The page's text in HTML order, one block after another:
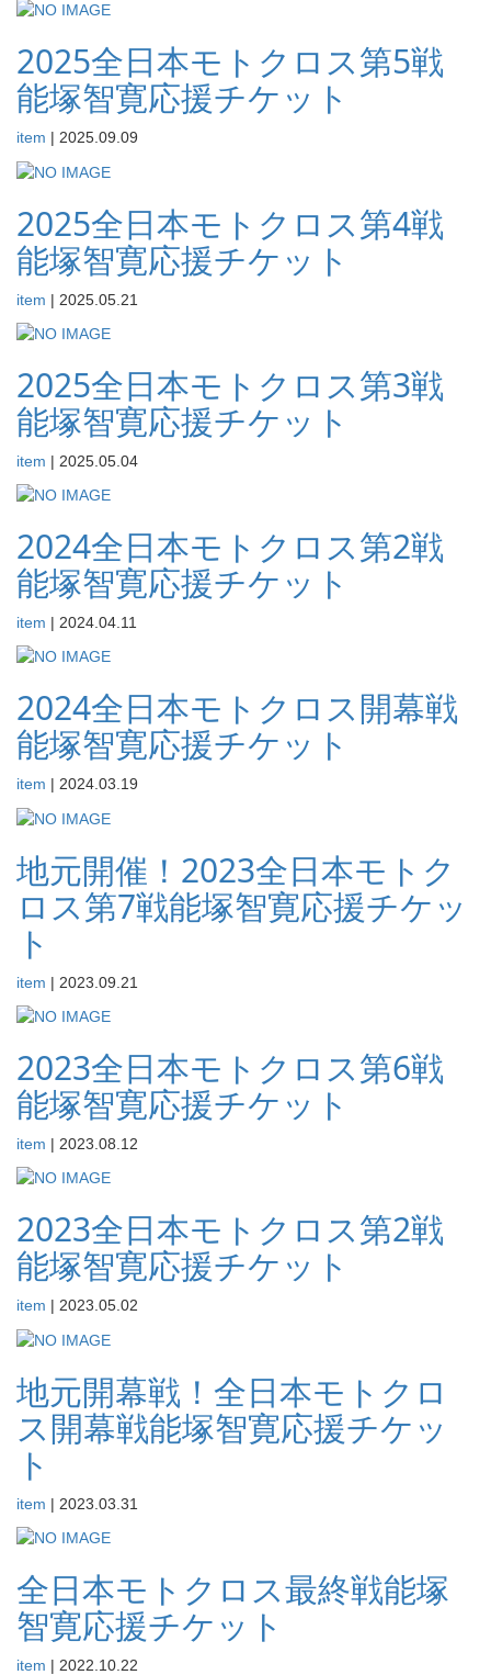
2025全日本モトクロス第5戦
能塚智寛応援チケット
item | 2025.09.09
2025全日本モトクロス第4戦
能塚智寛応援チケット
item | 2025.05.21
2025全日本モトクロス第3戦
能塚智寛応援チケット
item | 2025.05.04
2024全日本モトクロス第2戦
能塚智寛応援チケット
item | 2024.04.11
2024全日本モトクロス開幕戦
能塚智寛応援チケット
item | 2024.03.19
地元開催！2023全日本モトク
ロス第7戦能塚智寛応援チケッ
ト
item | 2023.09.21
2023全日本モトクロス第6戦
能塚智寛応援チケット
item | 2023.08.12
2023全日本モトクロス第2戦
能塚智寛応援チケット
item | 2023.05.02
地元開幕戦！全日本モトクロ
ス開幕戦能塚智寛応援チケッ
ト
item | 2023.03.31
全日本モトクロス最終戦能塚
智寛応援チケット
item | 2022.10.22